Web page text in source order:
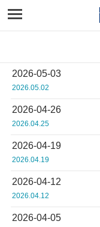
2026-05-03
2026.05.02
2026-04-26
2026.04.25
2026-04-19
2026.04.19
2026-04-12
2026.04.12
2026-04-05